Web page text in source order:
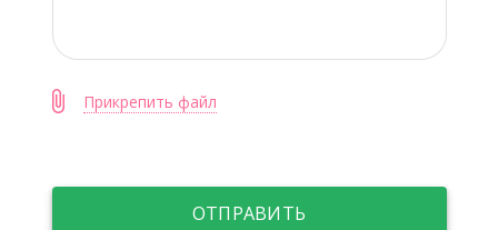
Прикрепить файл
ОТПРАВИТЬ